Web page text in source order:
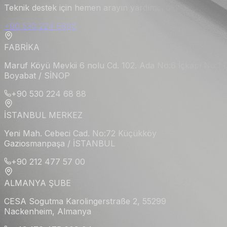
Teknik destek için hemen arayın yardımcı olalım.
+90 530 224 6888
FABRİKA
Maruf Köyü Mevkii 6 nolu Cd. 102. Ada No:6 İçkapı No:1
Boyabat / SİNOP
+90 530 224 68 88
İSTANBUL MERKEZ
Yeni Mah. Cebeci Cad. No:72 Küçükköy
Gaziosmanpaşa / İSTANBUL
+90 212 477 57 00
ALMANYA ŞUBE
CESA Sogutma Karolingerstraße 2, 55299
Nackenheim, Almanya